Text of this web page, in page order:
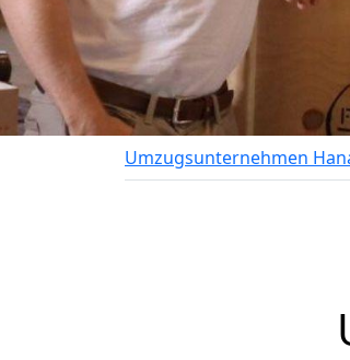
Umzugsunternehmen